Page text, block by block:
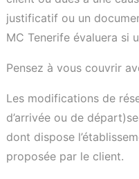
justificatif ou un
MC Tenerife évaluera si
Pensez à vous couvrir
Les modifications de
d’arrivée ou de
dont dispose
proposée par le client.